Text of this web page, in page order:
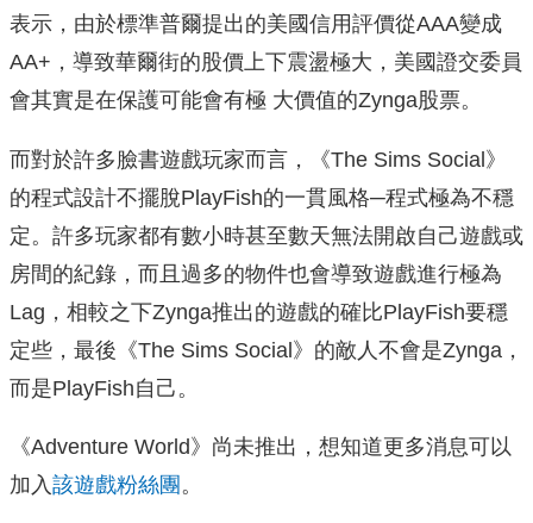
表示，由於標準普爾提出的美國信用評價從AAA變成
AA+，導致華爾街的股價上下震盪極大，美國證交委員
會其實是在保護可能會有極 大價值的Zynga股票。
而對於許多臉書遊戲玩家而言，《The Sims Social》
的程式設計不擺脫PlayFish的一貫風格─程式極為不穩
定。許多玩家都有數小時甚至數天無法開啟自己遊戲或
房間的紀錄，而且過多的物件也會導致遊戲進行極為
Lag，相較之下Zynga推出的遊戲的確比PlayFish要穩
定些，最後《The Sims Social》的敵人不會是Zynga，
而是PlayFish自己。
《Adventure World》尚未推出，想知道更多消息可以
加入該遊戲粉絲團 。